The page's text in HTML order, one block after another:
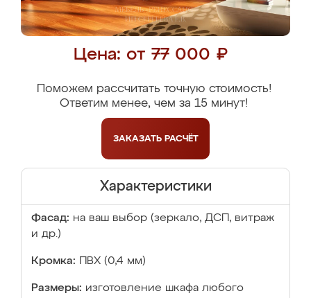
Цена: от 77 000 ₽
Поможем рассчитать точную стоимость!
Ответим менее, чем за 15 минут!
ЗАКАЗАТЬ РАСЧЁТ
Характеристики
Фасад: на ваш выбор (зеркало, ДСП, витраж
и др.)
Кромка: ПВХ (0,4 мм)
Размеры: изготовление шкафа любого